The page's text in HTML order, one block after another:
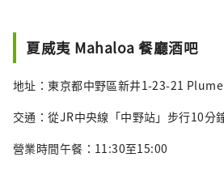
夏威夷 Mahaloa 餐廳酒吧
地址：東京都中野區新井1-23-21
交通：從JR中央線「中野站」步行10分
營業時間午餐：11:30至15:00